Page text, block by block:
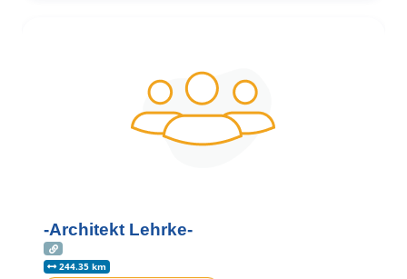
-Architekt Lehrke-
244.35 km